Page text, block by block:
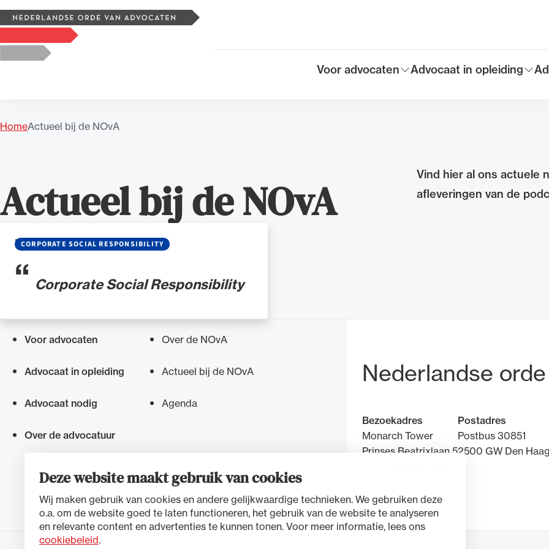
Deze website maakt gebruik van cookies
Wij maken gebruik van cookies en andere gelijkwaardige technieken. We gebruiken deze
o.a. om de website goed te laten functioneren, het gebruik van de website te analyseren
en relevante content en advertenties te kunnen tonen. Voor meer informatie, lees ons
cookiebeleid.
Logo, to the homepage
Toon submenu voor
Voor advocaten
Toon submenu voor
Advocaat in opleiding
HomeActueel bij de NOvA
Actueel bij de NOvA
Vind hier al ons actuele
afleveringen van de
Corporate Social Responsibility
CORPORATE SOCIAL RESPONSIBILITY
BLOG•13 MEI 2024
Snel navigeren naar
Voor advocaten
Advocaat in opleiding
Advocaat nodig
Over de advocatuur
Over de NOvA
Actueel bij de NOvA
Agenda
Bezoek- en
Nederlandse
Bezoekadres
Monarch Tower
Prinses Beatrixlaan 5
Postadres
Postbus 30851
2500 GW Den Haag
Contact
Zoeken
Uitgelicht
Advocatenwet tot de Verordening op de advocatuur
(Voda) en de Regeling op de advocatuur (Roda).
beroepsuitoefening: